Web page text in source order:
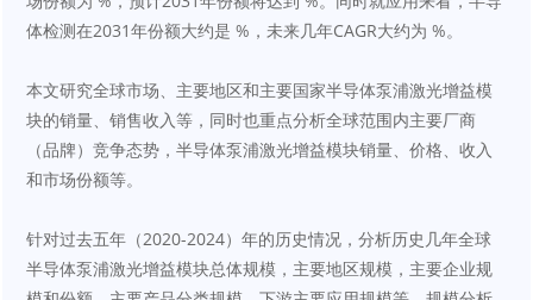
体检测在2031年份额大约是 %，未来几年CAGR大约为 %。
本文研究全球市场、主要地区和主要国家半导体泵浦激光增益模
块的销量、销售收入等，同时也重点分析全球范围内主要厂商
（品牌）竞争态势，半导体泵浦激光增益模块销量、价格、收入
和市场份额等。
针对过去五年（2020-2024）年的历史情况，分析历史几年全球
半导体泵浦激光增益模块总体规模，主要地区规模，主要企业规